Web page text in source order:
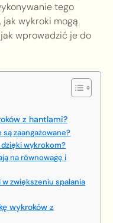
tego
wykroki mogą
wprowadzić je do
z hantlami?
zaangażowane?
wykrokom?
na równowagę i
zwiększeniu spalania
wykroków z